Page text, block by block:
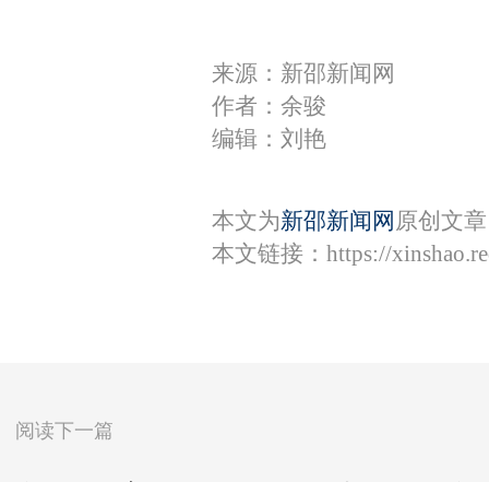
来源：新邵新闻网
作者：余骏
编辑：刘艳
本文为新邵新闻网 原创文
本文链接： https://
阅读下一篇